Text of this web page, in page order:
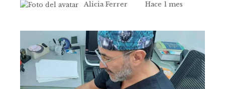
Alicia Ferrer Hace 1 mes